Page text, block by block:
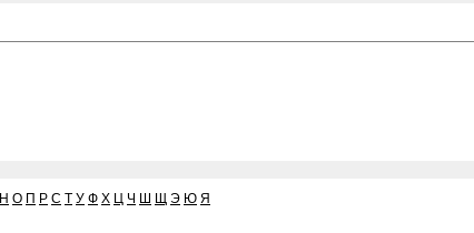
Н О П Р С Т У Ф Х Ц Ч Ш Щ Э Ю Я